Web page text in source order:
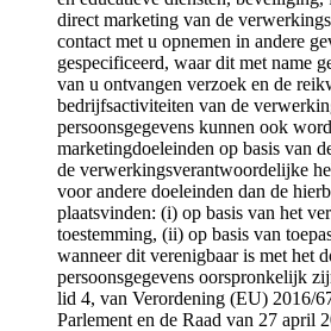
direct marketing van de
contact met u opnemen in andere
gespecificeerd, waar dit met name
van u ontvangen verzoek en de
bedrijfsactiviteiten van de
persoonsgegevens kunnen ook
marketingdoeleinden op basis van
de verwerkingsverantwoordelijke
voor andere doeleinden dan de
plaatsvinden: (i) op basis van het
toestemming, (ii) op basis van
wanneer dit verenigbaar is met het
persoonsgegevens oorspronkelijk
lid 4, van Verordening (EU) 2016/
Parlement en de Raad van 27 april